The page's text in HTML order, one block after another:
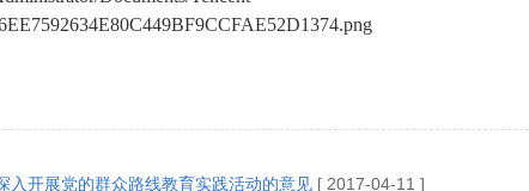
入开展党的群众路线教育实践活动的意见 [ 2017-04-11 ]